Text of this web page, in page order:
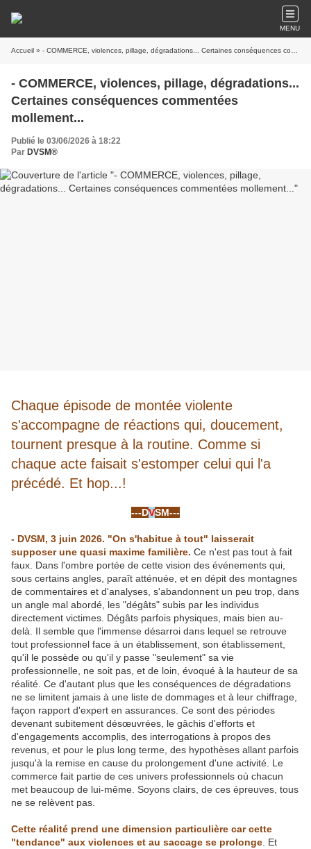
MENU
Accueil » - COMMERCE, violences, pillage, dégradations... Certaines conséquences commentées mollement...
- COMMERCE, violences, pillage, dégradations...
Certaines conséquences commentées
mollement...
Publié le 03/06/2026 à 18:22
Par DVSM®
Chaque épisode de montée violente
s'accompagne de réactions qui, doucement,
tournent presque à la routine. Comme si
chaque acte faisait s'estomper celui qui l'a
précédé. Et hop...!
---DVSM---
- DVSM, 3 juin 2026. "On s'habitue à tout" laisserait
supposer une quasi maxime familière. Ce n'est pas tout à fait
faux. Dans l'ombre portée de cette vision des événements qui,
sous certains angles, paraît atténuée, et en dépit des montagnes
de commentaires et d'analyses, s'abandonnent un peu trop, dans
un angle mal abordé, les "dégâts" subis par les individus
directement victimes. Dégâts parfois physiques, mais bien au-
delà. Il semble que l'immense désarroi dans lequel se retrouve
tout professionnel face à un établissement, son établissement,
qu'il le possède ou qu'il y passe "seulement" sa vie
professionnelle, ne soit pas, et de loin, évoqué à la hauteur de sa
réalité. Ce d'autant plus que les conséquences de dégradations
ne se limitent jamais à une liste de dommages et à leur chiffrage,
façon rapport d'expert en assurances. Ce sont des périodes
devenant subitement désœuvrées, le gâchis d'efforts et
d'engagements accomplis, des interrogations à propos des
revenus, et pour le plus long terme, des hypothèses allant parfois
jusqu'à la remise en cause du prolongement d'une activité. Le
commerce fait partie de ces univers professionnels où chacun
met beaucoup de lui-même. Soyons clairs, de ces épreuves, tous
ne se relèvent pas.
Cette réalité prend une dimension particulière car cette
"tendance" aux violences et au saccage se prolonge . Et